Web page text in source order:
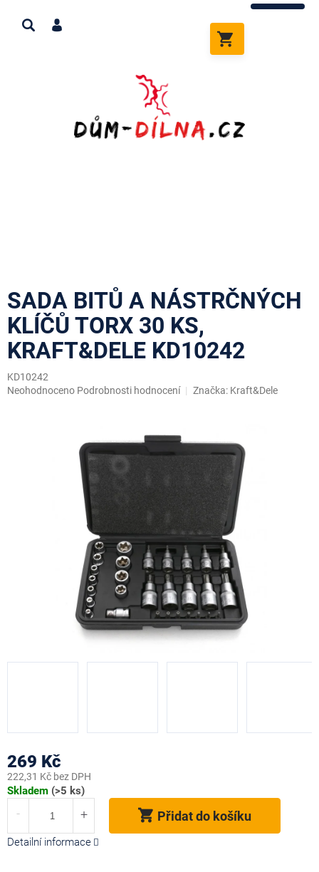
obsah
KOŠÍK
SADA BITŮ A NÁSTRČNÝCH
KLÍČŮ TORX 30 KS,
KRAFT&DELE KD10242
KD10242
Průměrné
Neohodnoceno Podrobnosti hodnocení Značka: Kraft&Dele
269 Kč
222,31 Kč bez DPH
Měrná
Skladem (>5 ks)
Přidat do košíku
Detailní informace